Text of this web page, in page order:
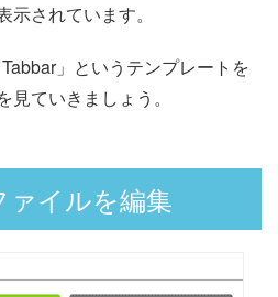
されています。
」というテンプレートを
ていきましょう。
イルを編集